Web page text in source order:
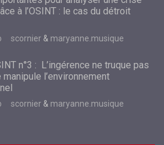
à l’OSINT : le cas du détroit
scornier & maryanne.musique
n°3 : L’ingérence ne truque pas
l’environnement
scornier & maryanne.musique